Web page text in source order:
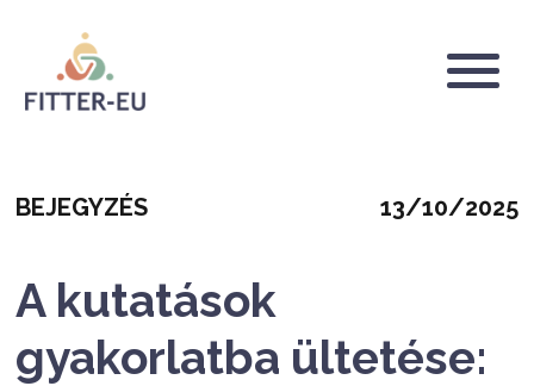
tartalomra
Logo
Categoria
BEJEGYZÉS
Mostrar
13/10/2025
A kutatások
gyakorlatba ültetése: